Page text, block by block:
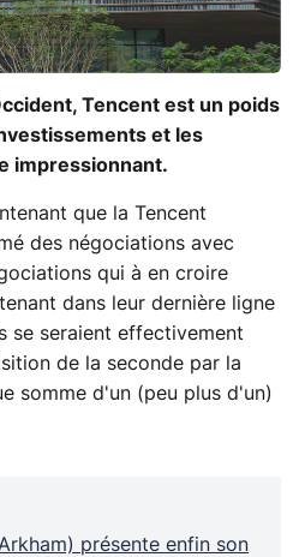
Tencent est un poids
et les
impressionnant.
que la Tencent
des négociations avec
qui à en croire
dans leur dernière ligne
se seraient effectivement
de la seconde par la
somme d'un (peu plus d'un)
présente enfin son